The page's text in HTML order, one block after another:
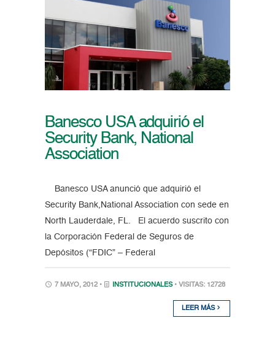
Banesco USA adquirió el
Security Bank, National
Association
Banesco USA anunció que adquirió el
Security Bank,National Association con sede en
North Lauderdale, FL. El acuerdo suscrito con
la Corporación Federal de Seguros de
Depósitos (“FDIC” – Federal
7 MAYO, 2012 • INSTITUCIONALES • VISITAS: 12728
LEER MÁS